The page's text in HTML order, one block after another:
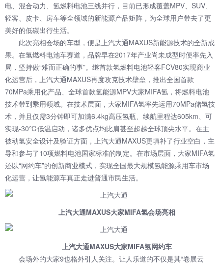
电、混合动力、氢燃料电池三线并行，目前已形成覆盖MPV、SUV、
轻客、皮卡、房车等全领域的新能源产品矩阵，为全球用户带去了更
美好的低碳出行生活。
此次亮相会场的车型，便是上汽大通MAXUS新能源技术的全新成
果。在氢燃料电池车赛道，品牌早在2017年产业尚未成型时便率先入
局，坚持做“难而正确的事”。继首款氢燃料电池轻客FCV80实现商业
化运营后，上汽大通MAXUS再度攻克技术壁垒，推出全国首款
70MPa乘用化产品、全球首款氢能源MPV大家MIFA氢，将燃料电池
技术带到乘用领域。在技术层面，大家MIFA氢率先运用70MPa储氢技
术，并且仅需3分钟即可加满6.4kg高压氢瓶、续航里程达605km、可
实现-30℃低温启动，诸多优点均比肩甚至超越全球顶尖水平。在主
被动氢安全设计及验证方面，上汽大通MAXUS更填补了行业空白，主
导和参与了10项燃料电池国家标准的制定。在市场层面，大家MIFA氢
还以“网约车”的创新商业模式，实现全国最大规模氢能源乘用车市场
化运营，让氢能源车真正走进普通市民生活。
上汽大通MAXUS大家MIFA氢会场亮相
上汽大通MAXUS大家MIFA氢网约车
会场外的大家9也格外引人关注。让人乐道的不仅是其“卷展云